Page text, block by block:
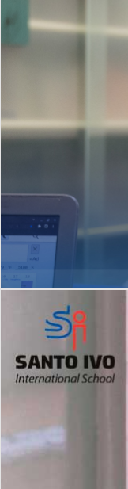
Matrículas Abertas
2º AO
Com